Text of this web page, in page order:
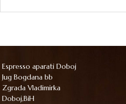
Espresso aparati Doboj
Jug Bogdana bb
Zgrada Vladimirka
Doboj,BiH